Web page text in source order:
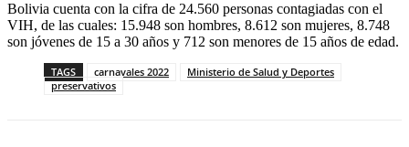
Bolivia cuenta con la cifra de 24.560 personas contagiadas con el
VIH, de las cuales: 15.948 son hombres, 8.612 son mujeres, 8.748
son jóvenes de 15 a 30 años y 712 son menores de 15 años de edad.
TAGS carnavales 2022
Ministerio de Salud y Deportes
preservativos